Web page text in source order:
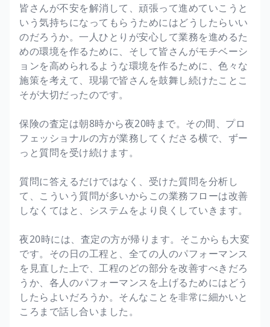
皆さんが不安を解消して、頑張って進めていこうと
いう気持ちになってもらうためにはどうしたらいい
のだろうか。一人ひとりが安心して業務を進めるた
めの環境を作るために、そして皆さんがモチベーシ
ョンを高められるような環境を作るために、色々な
施策を考えて、現場で皆さんを鼓舞し続けたことこ
そが大切だったのです。
保険の査定は朝8時から夜20時まで。その間、プロ
フェッショナルの方が業務してくださる横で、ずー
っと質問を受け続けます。
質問に答えるだけではなく、受けた質問を分析し
て、こういう質問が多いからこの業務フローは改善
しなくてはと、システムをより良くしていきます。
夜20時には、査定の方が帰ります。そこからも大変
です。その日の工程と、全ての人のパフォーマンス
を見直した上で、工程のどの部分を改善すべきだろ
うか、各人のパフォーマンスを上げるためにはどう
したらよいだろうか。そんなことを非常に細かいと
ころまで話し合いました。